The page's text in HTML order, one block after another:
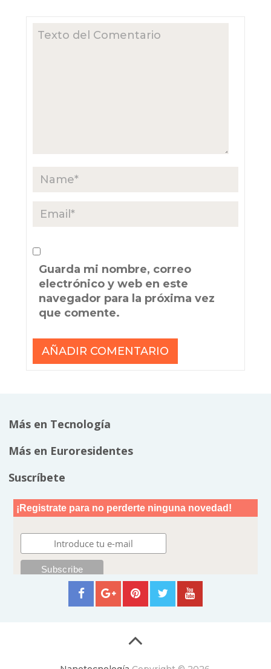
Guarda mi nombre, correo
electrónico y web en este
navegador para la próxima vez
que comente.
Más en Tecnología
Más en Euroresidentes
Suscríbete